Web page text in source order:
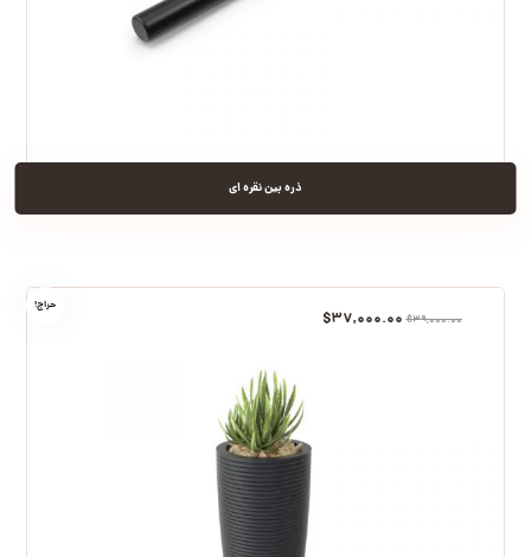
ذره بین نقره ای
$۳۹,۰۰۰.۰۰ $۳۷,۰۰۰.۰۰
حراج!